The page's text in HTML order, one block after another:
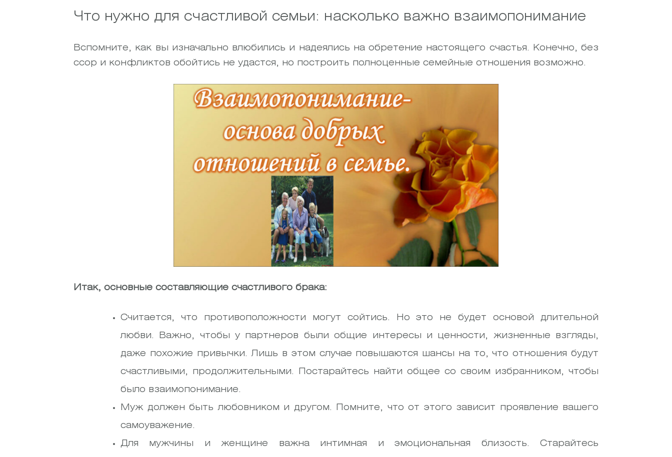
Что нужно для счастливой семьи: насколько важно взаимопонимание
Вспомните, как вы изначально влюбились и надеялись на обретение настоящего счастья. Конечно, без
ссор и конфликтов обойтись не удастся, но построить полноценные семейные отношения возможно.
Итак, основные составляющие счастливого брака:
Считается, что противоположности могут сойтись. Но это не будет основой длительной
любви. Важно, чтобы у партнеров были общие интересы и ценности, жизненные взгляды,
даже похожие привычки. Лишь в этом случае повышаются шансы на то, что отношения будут
счастливыми, продолжительными. Постарайтесь найти общее со своим избранником, чтобы
было взаимопонимание.
Муж должен быть любовником и другом. Помните, что от этого зависит проявление вашего
самоуважение.
Для мужчины и женщине важна интимная и эмоциональная близость. Старайтесь